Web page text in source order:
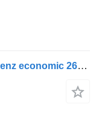
Întinzător servodirecţie Mercedes-Benz economic 2628 (01.98-) A9413300011 pentru cap tractor Mercedes-Benz Econic (1998-2014)